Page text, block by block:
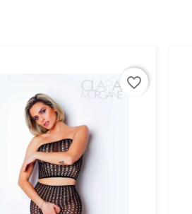
favorite_border